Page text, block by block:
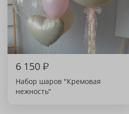
6 150₽
Набор шаров "Кремовая
нежность"